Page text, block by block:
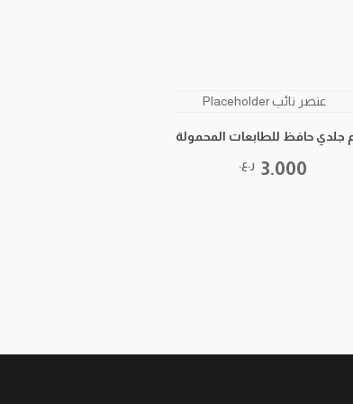
جلدي حافظ للطابعات المحمولة
3.000 ر.ع.